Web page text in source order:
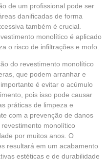
de um profissional pode ser
danificadas de forma
também é crucial.
monolítico é aplicado
o risco de infiltrações e mofo.
do revestimento monolítico
que podem arranhar e
é evitar o acúmulo
pois isso pode causar
práticas de limpeza e
com a prevenção de danos
monolítico
por muitos anos. O
resultará em um acabamento
estéticas e de durabilidade